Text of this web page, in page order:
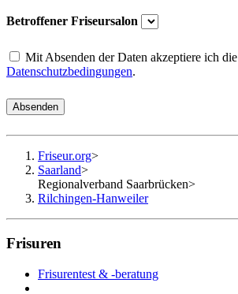
Betroffener Friseursalon
Mit Absenden der Daten akzeptiere ich die
Datenschutzbedingungen.
Absenden
Friseur.org>
Saarland>
Regionalverband Saarbrücken>
Rilchingen-Hanweiler
Frisuren
Frisurentest & -beratung